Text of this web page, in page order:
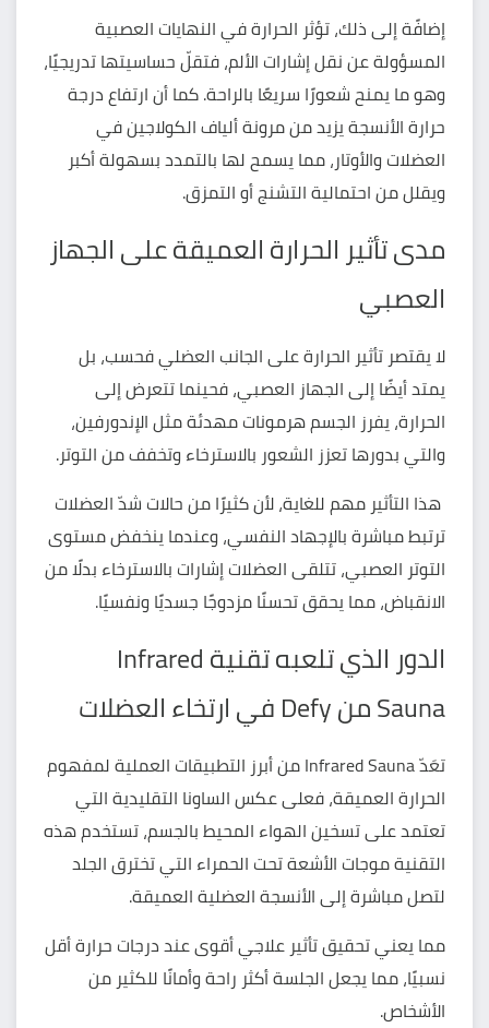
إضافًة إلى ذلك، تؤثر الحرارة في النهايات العصبية
المسؤولة عن نقل إشارات الألم، فتقلّ حساسيتها تدريجيًا،
وهو ما يمنح شعورًا سريعًا بالراحة. كما أن ارتفاع درجة
حرارة الأنسجة يزيد من مرونة ألياف الكولاجين في
العضلات والأوتار، مما يسمح لها بالتمدد بسهولة أكبر
ويقلل من احتمالية التشنج أو التمزق.
مدى تأثير الحرارة العميقة على الجهاز
العصبي
لا يقتصر تأثير الحرارة على الجانب العضلي فحسب، بل
يمتد أيضًا إلى الجهاز العصبي، فحينما تتعرض إلى
الحرارة، يفرز الجسم هرمونات مهدئة مثل الإندورفين،
والتي بدورها تعزز الشعور بالاسترخاء وتخفف من التوتر.
هذا التأثير مهم للغاية، لأن كثيرًا من حالات شدّ العضلات
ترتبط مباشرة بالإجهاد النفسي، وعندما ينخفض مستوى
التوتر العصبي، تتلقى العضلات إشارات بالاسترخاء بدلًا من
الانقباض، مما يحقق تحسنًا مزدوجًا جسديًا ونفسيًا.
الدور الذي تلعبه تقنية Infrared
Sauna من Defy في ارتخاء العضلات
تعَدّ Infrared Sauna من أبرز التطبيقات العملية لمفهوم
الحرارة العميقة، فعلى عكس الساونا التقليدية التي
تعتمد على تسخين الهواء المحيط بالجسم، تستخدم هذه
التقنية موجات الأشعة تحت الحمراء التي تخترق الجلد
لتصل مباشرة إلى الأنسجة العضلية العميقة.
مما يعني تحقيق تأثير علاجي أقوى عند درجات حرارة أقل
نسبيًا، مما يجعل الجلسة أكثر راحة وأمانًا للكثير من
الأشخاص.